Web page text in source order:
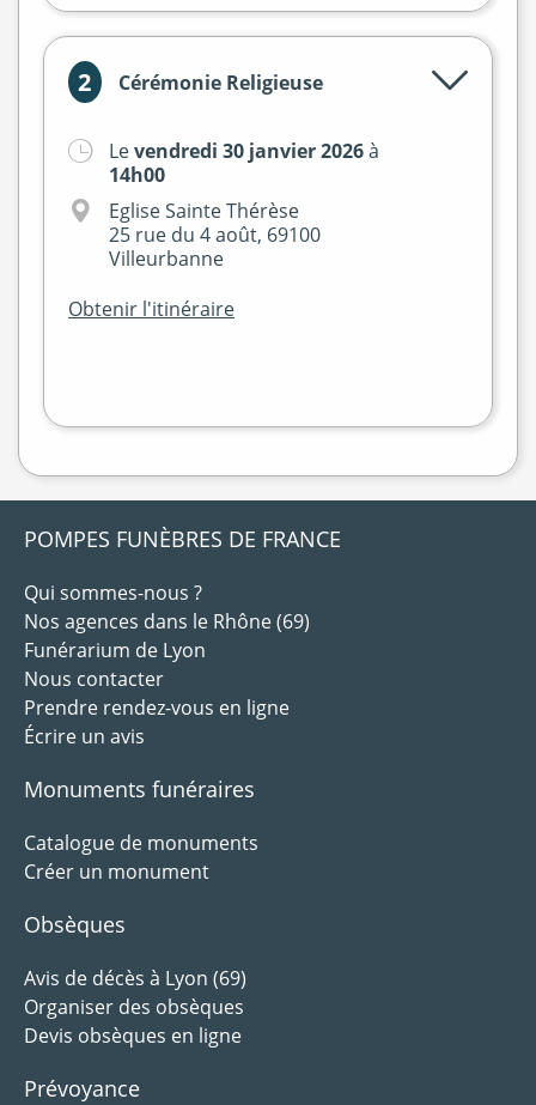
2 Cérémonie Religieuse
Levendredi 30 janvier 2026à
14h00
Eglise Sainte Thérèse
25 rue du 4 août, 69100
Villeurbanne
Obtenir l'itinéraire
POMPES FUNÈBRES DE FRANCE
Qui sommes-nous ?
Nos agences dans le Rhône (69)
Funérarium de Lyon
Nous contacter
Prendre rendez-vous en ligne
Écrire un avis
Monuments funéraires
Catalogue de monuments
Créer un monument
Obsèques
Avis de décès à Lyon (69)
Organiser des obsèques
Devis obsèques en ligne
Prévoyance